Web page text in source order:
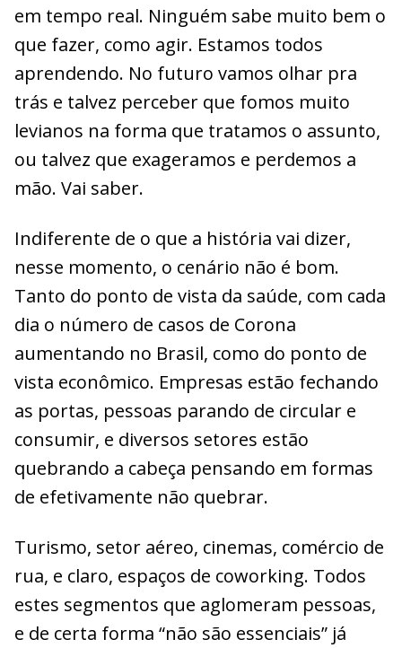
em tempo real. Ninguém sabe muito bem o
que fazer, como agir. Estamos todos
aprendendo. No futuro vamos olhar pra
trás e talvez perceber que fomos muito
levianos na forma que tratamos o assunto,
ou talvez que exageramos e perdemos a
mão. Vai saber.
Indiferente de o que a história vai dizer,
nesse momento, o cenário não é bom.
Tanto do ponto de vista da saúde, com cada
dia o número de casos de Corona
aumentando no Brasil, como do ponto de
vista econômico. Empresas estão fechando
as portas, pessoas parando de circular e
consumir, e diversos setores estão
quebrando a cabeça pensando em formas
de efetivamente não quebrar.
Turismo, setor aéreo, cinemas, comércio de
rua, e claro, espaços de coworking. Todos
estes segmentos que aglomeram pessoas,
e de certa forma “não são essenciais” já